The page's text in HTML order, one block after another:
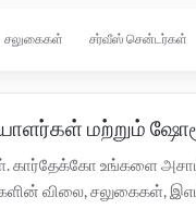
சலுகைகள் சர்வீஸ் சென்டர்கள்
மற்றும்
கார்தேக்கோ உங்களை
விலை, சலுகைகள்,